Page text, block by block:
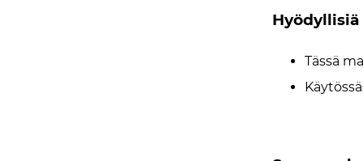
Tässä